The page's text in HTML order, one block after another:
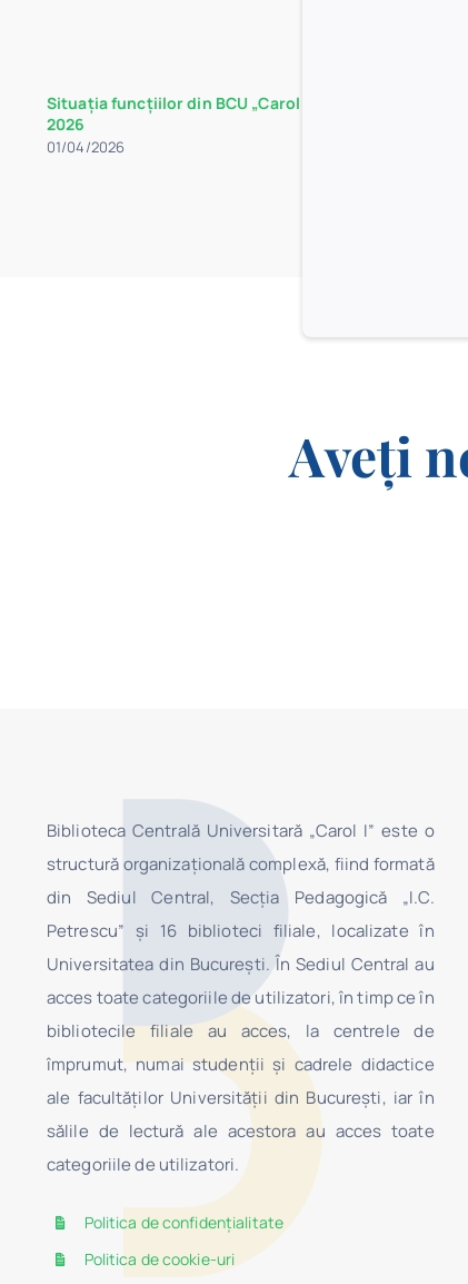
Situația funcțiilor din BCU „Carol I” la data de 30 martie
2026
01/04/2026
Aveți
Biblioteca Centrală Universitară „Carol I” este o
structură organizaţională complexă, fiind formată
din Sediul Central, Secţia Pedagogică „I.C.
Petrescu” şi 16 biblioteci filiale, localizate în
Universitatea din Bucureşti. În Sediul Central au
acces toate categoriile de utilizatori, în timp ce în
bibliotecile filiale au acces, la centrele de
împrumut, numai studenţii şi cadrele didactice
ale facultăților Universității din București, iar în
sălile de lectură ale acestora au acces toate
categoriile de utilizatori.
Politica de confidențialitate
Politica de cookie-uri